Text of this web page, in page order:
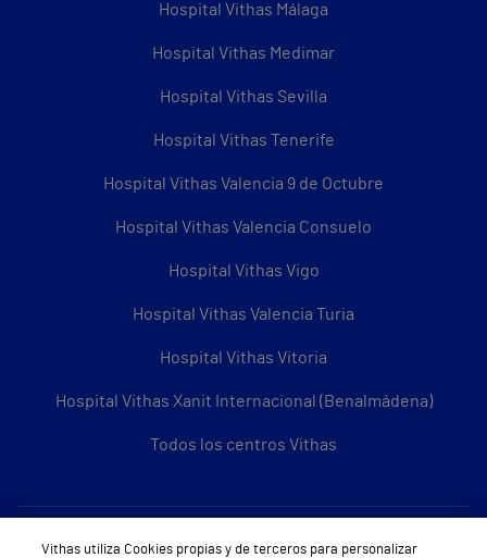
Hospital Vithas Málaga
Hospital Vithas Medimar
Hospital Vithas Sevilla
Hospital Vithas Tenerife
Hospital Vithas Valencia 9 de Octubre
Hospital Vithas Valencia Consuelo
Hospital Vithas Vigo
Hospital Vithas Valencia Turia
Hospital Vithas Vitoria
Hospital Vithas Xanit Internacional (Benalmádena)
Todos los centros Vithas
Sobre Vithas
Vithas utiliza Cookies propias y de terceros para personalizar